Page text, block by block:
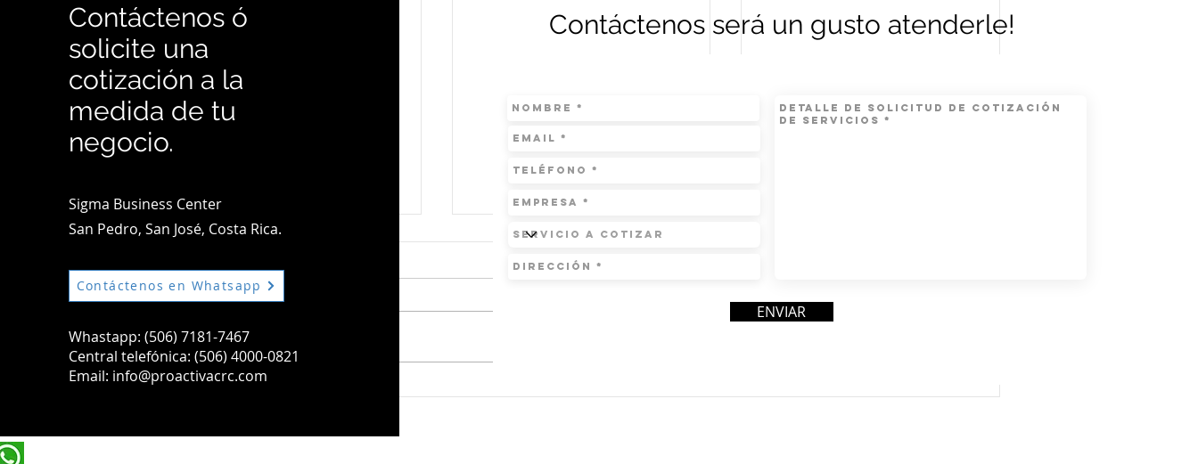
Escribir un comentario...
Contáctenos ó
solicite una
cotización a la
medida de tu
negocio.
Sigma Business Center
San Pedro, San José, Costa Rica.
Contáctenos en Whatsapp
Whastapp: (506) 7181-7467
Central telefónica: (506) 4000-0821
Email: info@proactivacrc.com
Contáctenos será un gusto atenderle!
ENVIAR